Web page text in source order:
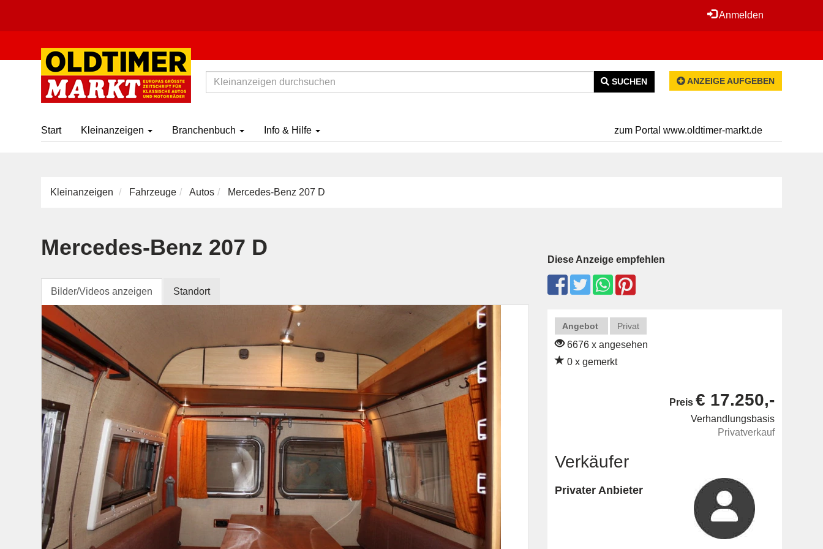
Anmelden
SUCHEN ANZEIGE AUFGEBEN
Start Kleinanzeigen Branchenbuch Info & Hilfe zum Portal www.oldtimer-markt.de
Kleinanzeigen Fahrzeuge Autos Mercedes-Benz 207 D
Mercedes-Benz 207 D
Bilder/Videos anzeigen Standort
Diese Anzeige empfehlen
Angebot Privat
6676 x angesehen
0 x gemerkt
Preis € 17.250,-
Verhandlungsbasis
Privatverkauf
Verkäufer
Privater Anbieter